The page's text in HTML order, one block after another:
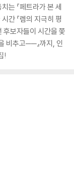
는 『페트라가 본 세
간 『렘의 지극히 평
후보자들이 시간을 쫓
비추고──』까지, 인
!